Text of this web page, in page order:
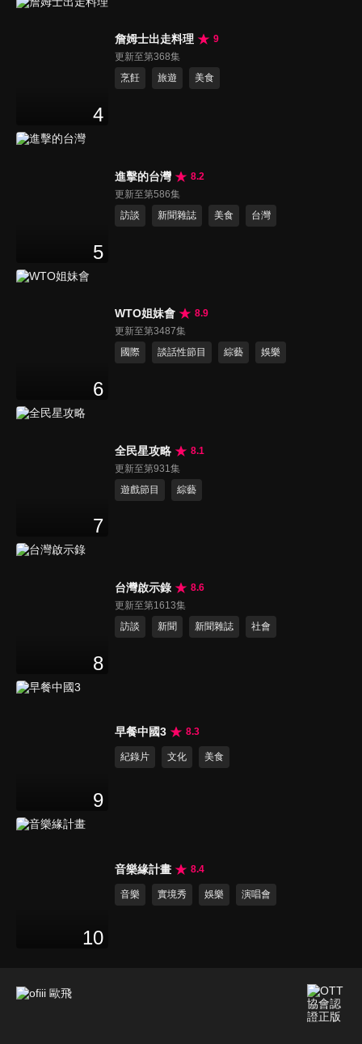
4
詹姆士出走料理
9
更新至第368集
烹飪
旅遊 美食
5
進擊的台灣
8.2
更新至第586集
訪談
新聞雜誌 美食 台灣
6
WTO姐妹會
8.9
更新至第3487集
國際
談話性節目 綜藝 娛樂
7
全民星攻略
8.1
更新至第931集
遊戲節目
綜藝
8
台灣啟示錄
8.6
更新至第1613集
訪談
新聞 新聞雜誌 社會
9
早餐中國3 8.3
紀錄片 文化 美食
10
音樂緣計畫 8.4
音樂 實境秀 娛樂 演唱會